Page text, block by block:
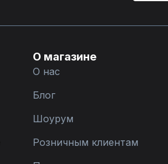
О магазине
О нас
Блог
Шоурум
Розничным клиентам